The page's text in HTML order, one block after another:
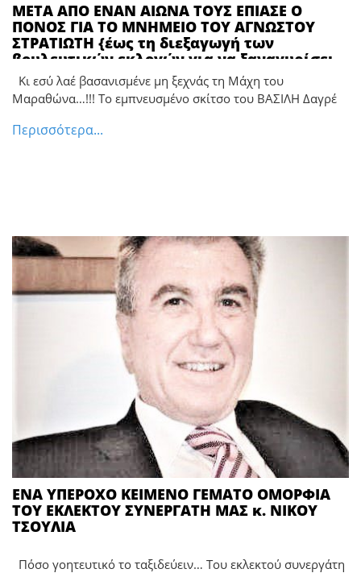
ΜΕΤΑ ΑΠΟ ΕΝΑΝ ΑΙΩΝΑ ΤΟΥΣ ΕΠΙΑΣΕ Ο
ΠΟΝΟΣ ΓΙΑ ΤΟ ΜΝΗΜΕΙΟ ΤΟΥ ΑΓΝΩΣΤΟΥ
ΣΤΡΑΤΙΩΤΗ {έως τη διεξαγωγή των
βουλευτικών εκλογών για να ξαναγυρίσει
και πάλι ο τροχός τον Απρίλιο του 2026}
**** Το εμπνευσμένο σκίτσο του ΒΑΣΙΛΗ
Δαγρέ!
Κι εσύ λαέ βασανισμένε μη ξεχνάς τη Μάχη του
Μαραθώνα…!!! Το εμπνευσμένο σκίτσο του ΒΑΣΙΛΗ Δαγρέ
Περισσότερα...
ΕΝΑ ΥΠΕΡΟΧΟ ΚΕΙΜΕΝΟ ΓΕΜΑΤΟ ΟΜΟΡΦΙΑ
ΤΟΥ ΕΚΛΕΚΤΟΥ ΣΥΝΕΡΓΑΤΗ ΜΑΣ κ. ΝΙΚΟΥ
ΤΣΟΥΛΙΑ
Πόσο γοητευτικό το ταξιδεύειν… Του εκλεκτού συνεργάτη